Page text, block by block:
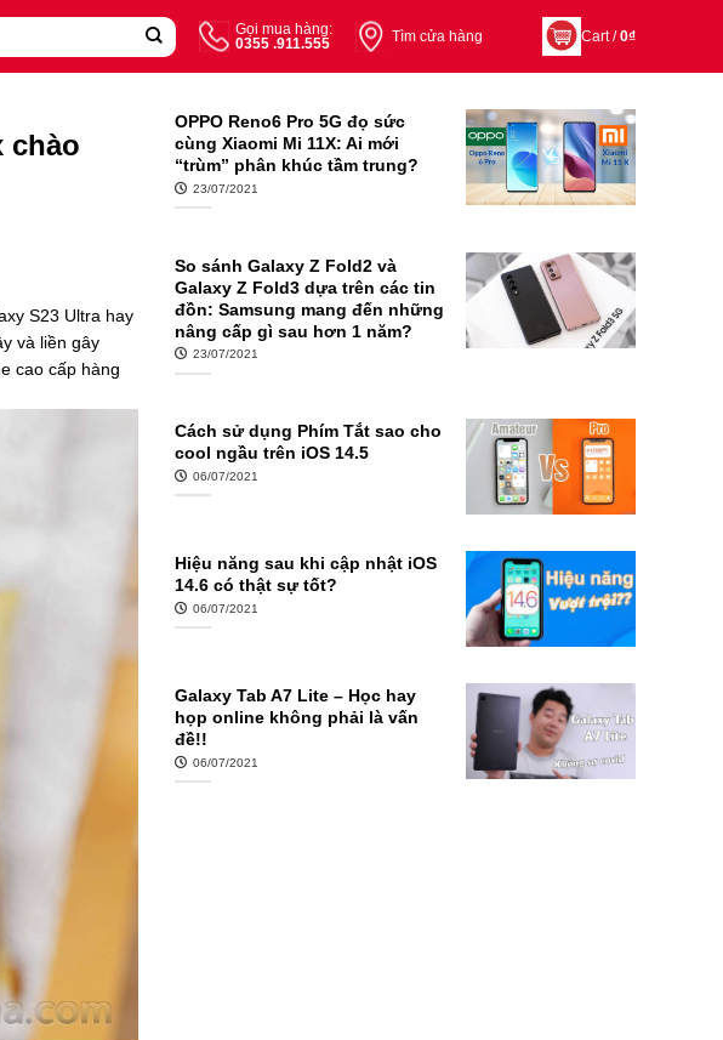
Gọi mua hàng:
0355 .911.555
Tìm cửa hàng Cart /0₫
chào
S23 Ultra hay
và liền gây
cao cấp hàng
OPPO Reno6 Pro 5G đọ sức
cùng Xiaomi Mi 11X: Ai mới
“trùm” phân khúc tầm trung?
23/07/2021
So sánh Galaxy Z Fold2 và
Galaxy Z Fold3 dựa trên các tin
đồn: Samsung mang đến những
nâng cấp gì sau hơn 1 năm?
23/07/2021
Cách sử dụng Phím Tắt sao cho
cool ngầu trên iOS 14.5
06/07/2021
Hiệu năng sau khi cập nhật iOS
14.6 có thật sự tốt?
06/07/2021
Galaxy Tab A7 Lite – Học hay
họp online không phải là vấn
đề!!
06/07/2021